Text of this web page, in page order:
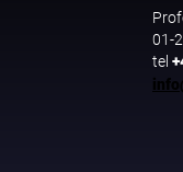
01-
tel